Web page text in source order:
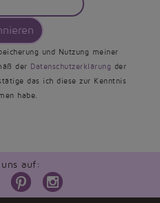
und Nutzung meiner
der Datenschutzerklärung der
das ich diese zur Kenntnis
habe.
auf: